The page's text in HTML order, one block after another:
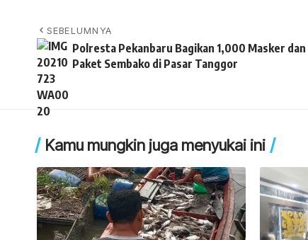
SEBELUMNYA
Polresta Pekanbaru Bagikan 1,000 Masker dan
Paket Sembako di Pasar Tanggor
Kamu mungkin juga menyukai ini